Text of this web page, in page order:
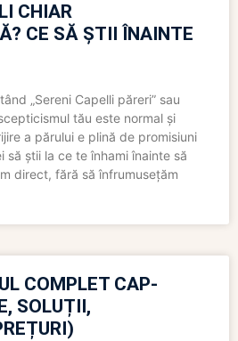
CHIAR
CE SĂ ȘTII ÎNAINTE
„Sereni Capelli păreri” sau
tău este normal și
a părului e plină de promisiuni
să știi la ce te înhami înainte să
direct, fără să înfrumusețăm
COMPLET CAP-
SOLUȚII,